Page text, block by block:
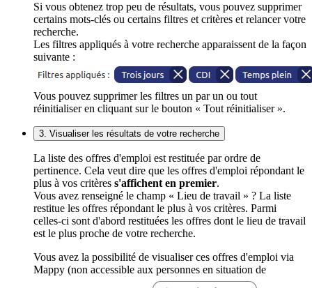
Si vous obtenez trop peu de résultats, vous pouvez supprimer
certains mots-clés ou certains filtres et critères et relancer votre
recherche.
Les filtres appliqués à votre recherche apparaissent de la façon
suivante :
Vous pouvez supprimer les filtres un par un ou tout
réinitialiser en cliquant sur le bouton « Tout réinitialiser ».
3. Visualiser les résultats de votre recherche
La liste des offres d'emploi est restituée par ordre de
pertinence. Cela veut dire que les offres d'emploi répondant le
plus à vos critères s'affichent en premier.
Vous avez renseigné le champ « Lieu de travail » ? La liste
restitue les offres répondant le plus à vos critères. Parmi
celles-ci sont d'abord restituées les offres dont le lieu de travail
est le plus proche de votre recherche.
Vous avez la possibilité de visualiser ces offres d'emploi via
Mappy (non accessible aux personnes en situation de